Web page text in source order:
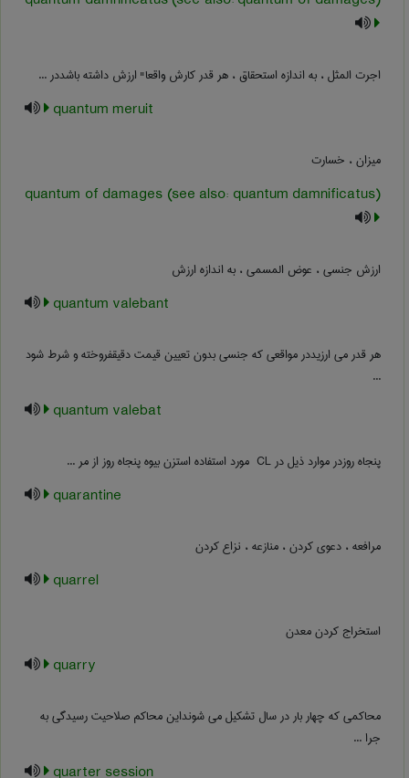
اجرت المثل ، به اندازه استحقاق ، هر قدر کارش واقعا" ارزش داشته باشددر ...
quantum meruit
میزان ، خسارت
quantum of damages (see also: quantum damnificatus)
ارزش جنسی ، عوض المسمی ، به اندازه ارزش
quantum valebant
هر قدر می ارزیددر مواقعی که جنسی بدون تعیین قیمت دقیقفروخته و شرط شود
...
quantum valebat
پنجاه روزدر موارد ذیل در ‎ CL مورد استفاده استزن بیوه پنجاه روز از مر ...
quarantine
مرافعه ، دعوی کردن ، منازعه ، نزاع کردن
quarrel
استخراج کردن معدن
quarry
محاکمی که چهار بار در سال تشکیل می شونداین محاکم صلاحیت رسیدگی به
جرا ...
quarter session